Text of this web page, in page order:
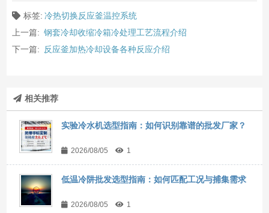
标签: 冷热切换反应釜温控系统
上一篇: 钢套冷却收缩冷箱冷处理工艺流程介绍
下一篇:
反应釜加热冷却设备各种反应介绍
相关推荐
实验冷水机选型指南：如何识别靠谱的批发厂家？
2026/08/05 1
低温冷阱批发选型指南：如何匹配工况与捕集需求
2026/08/05 1